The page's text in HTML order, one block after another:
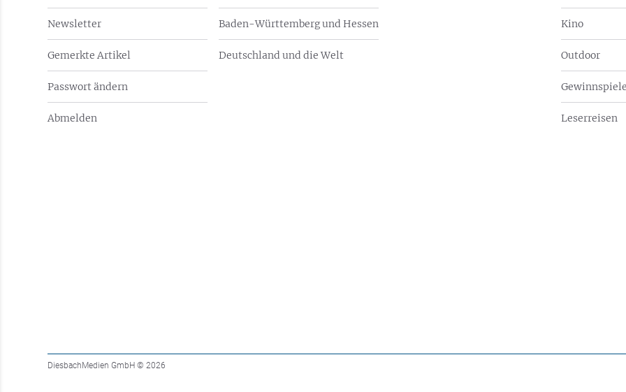
Newsletter
Gemerkte Artikel
Passwort ändern
Abmelden
Baden-Württemberg und Hessen
Deutschland und die Welt
Kino
Outdoor
Gewinnspiele
Leserreisen
DiesbachMedien GmbH © 2026